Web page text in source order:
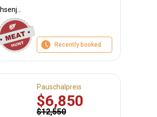
Recently booked
Pauschalpreis
$6,850
$12,550